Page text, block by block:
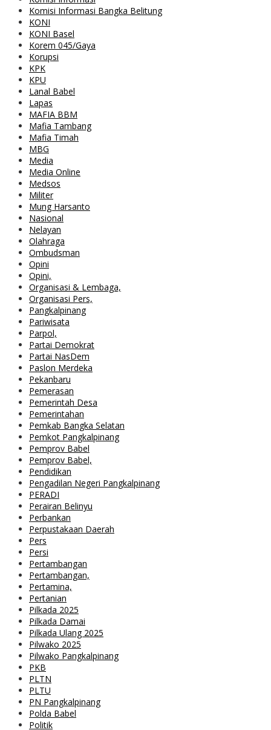
Komisi Informasi Bangka Belitung
KONI
KONI Basel
Korem 045/Gaya
Korupsi
KPK
KPU
Lanal Babel
Lapas
MAFIA BBM
Mafia Tambang
Mafia Timah
MBG
Media
Media Online
Medsos
Militer
Mung Harsanto
Nasional
Nelayan
Olahraga
Ombudsman
Opini
Opini,
Organisasi & Lembaga,
Organisasi Pers,
Pangkalpinang
Pariwisata
Parpol,
Partai Demokrat
Partai NasDem
Paslon Merdeka
Pekanbaru
Pemerasan
Pemerintah Desa
Pemerintahan
Pemkab Bangka Selatan
Pemkot Pangkalpinang
Pemprov Babel
Pemprov Babel,
Pendidikan
Pengadilan Negeri Pangkalpinang
PERADI
Perairan Belinyu
Perbankan
Perpustakaan Daerah
Pers
Persi
Pertambangan
Pertambangan,
Pertamina,
Pertanian
Pilkada 2025
Pilkada Damai
Pilkada Ulang 2025
Pilwako 2025
Pilwako Pangkalpinang
PKB
PLTN
PLTU
PN Pangkalpinang
Polda Babel
Politik